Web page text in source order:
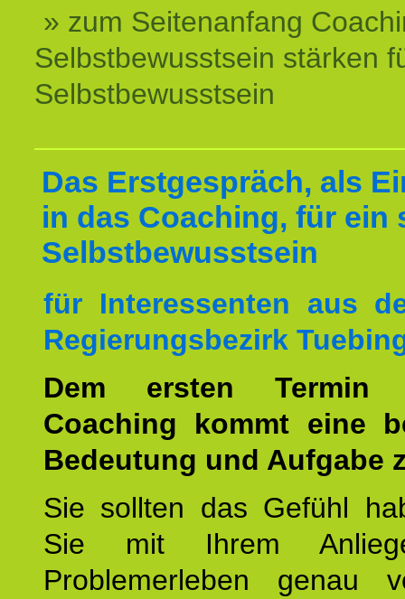
» zum Seitenanfang
Selbstbewusstsein stärken
Selbstbewusstsein
Das Erstgespräch, als
in das Coaching, für ein
Selbstbewusstsein
für Interessenten aus
Regierungsbezirk
Dem ersten
Coaching kommt eine
Bedeutung und Aufgabe
Sie sollten das Gefühl
Sie mit Ihrem
Problemerleben genau